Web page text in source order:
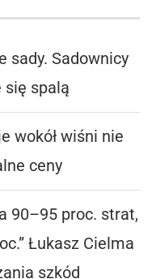
sady. Sadownicy
się spalą
wokół wiśni nie
ceny
90–95 proc. strat,
Łukasz Cielma
szkód